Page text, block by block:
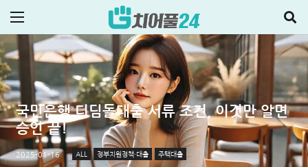
국민은행 디딤돌대출 서류 조건, 이것만 알면
승인 끝!
2025-01-16 ALL 정부지원정책·대출 주택대출